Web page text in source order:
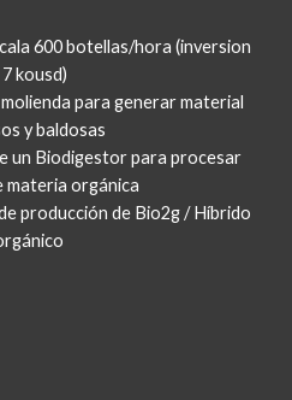
600 botellas/hora (inversion
kousd)
para generar material
y baldosas
un Biodigestor para procesar
materia orgánica
producción de Bio2g / Híbrido